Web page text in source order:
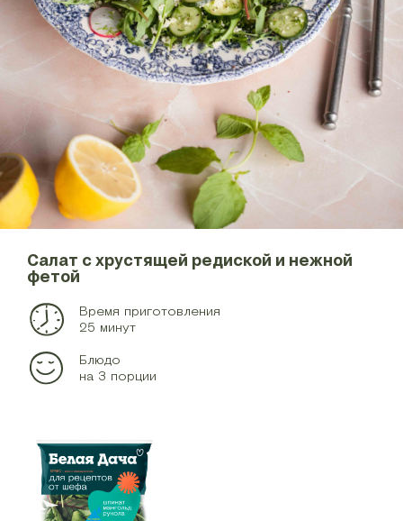
Салат с хрустящей редиской и нежной
фетой
Время приготовления
25 минут
Блюдо
на 3 порции